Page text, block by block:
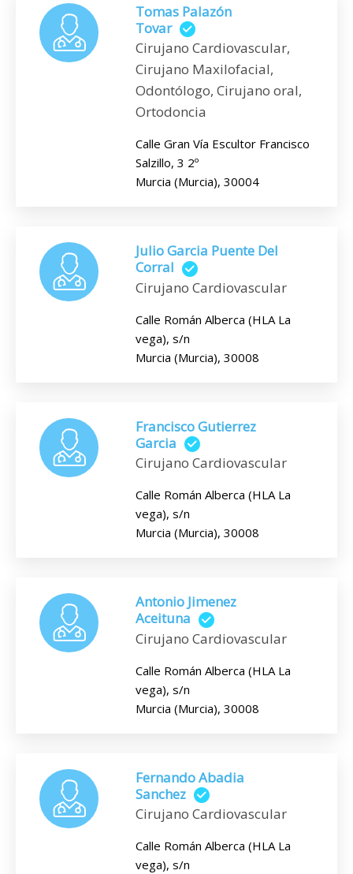
Tomas Palazón
Tovar
Cirujano Cardiovascular,
Cirujano Maxilofacial,
Odontólogo, Cirujano oral,
Ortodoncia
Calle Gran Vía Escultor Francisco
Salzillo, 3 2º
Murcia (Murcia), 30004
Julio Garcia Puente Del
Corral
Cirujano Cardiovascular
Calle Román Alberca (HLA La
vega), s/n
Murcia (Murcia), 30008
Francisco Gutierrez
Garcia
Cirujano Cardiovascular
Calle Román Alberca (HLA La
vega), s/n
Murcia (Murcia), 30008
Antonio Jimenez
Aceituna
Cirujano Cardiovascular
Calle Román Alberca (HLA La
vega), s/n
Murcia (Murcia), 30008
Fernando Abadia
Sanchez
Cirujano Cardiovascular
Calle Román Alberca (HLA La
vega), s/n